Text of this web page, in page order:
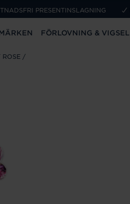
PRESENTINSLAGNING
FÖRLOVNING & VIGSEL